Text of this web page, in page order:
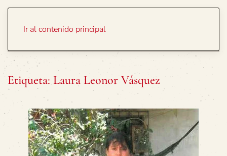
Ir al contenido principal
Etiqueta: Laura Leonor Vásquez